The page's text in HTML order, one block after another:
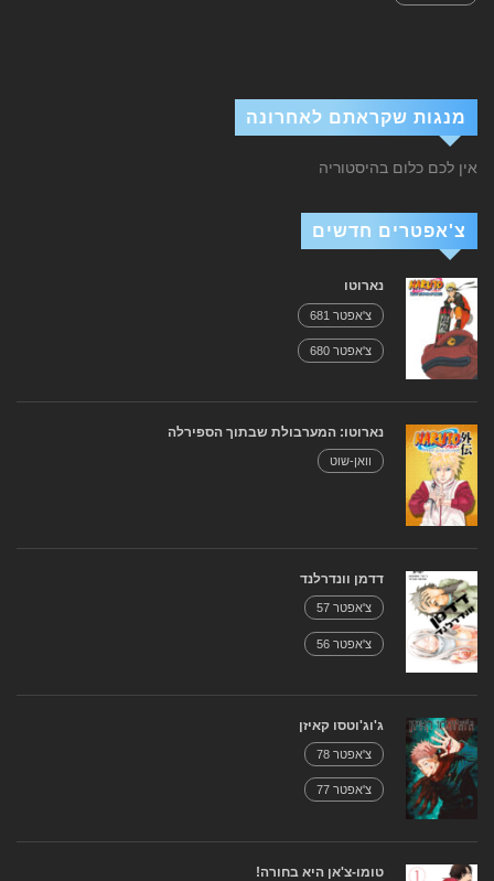
מנגות שקראתם לאחרונה
אין לכם כלום בהיסטוריה
צ'אפטרים חדשים
נארוטו
צ'אפטר 681
צ'אפטר 680
נארוטו: המערבולת שבתוך הספירלה
וואן-שוט
דדמן וונדרלנד
צ'אפטר 57
צ'אפטר 56
ג'וג'וטסו קאיזן
צ'אפטר 78
צ'אפטר 77
טומו-צ'אן היא בחורה!